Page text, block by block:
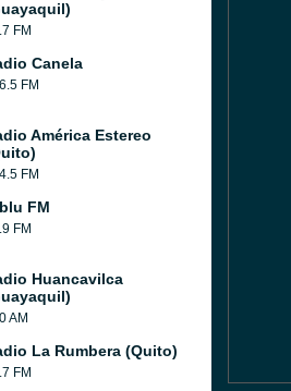
FM
Canela
FM
América Estereo
FM
FM
FM
Huancavilca
AM
La Rumbera (Quito)
FM